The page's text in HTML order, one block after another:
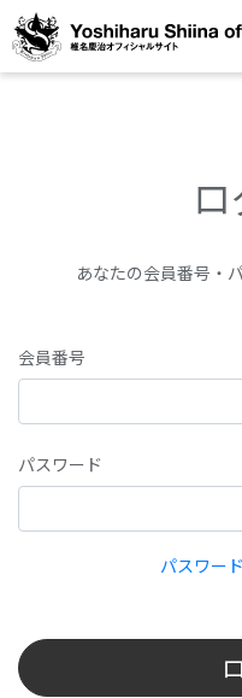
あなたの会員番号・
会員番号
パスワード
パスワー